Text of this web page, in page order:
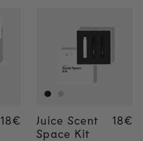
Regular price
18€
Regular price
18€
Juice Scent
Space Kit
18€
18€